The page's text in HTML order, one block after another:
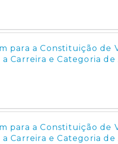
para a Constituição
Carreira e Categoria
para a Constituição
Carreira e Categoria